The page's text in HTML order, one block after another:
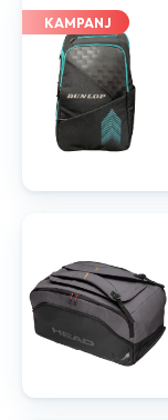
KAMPANJ